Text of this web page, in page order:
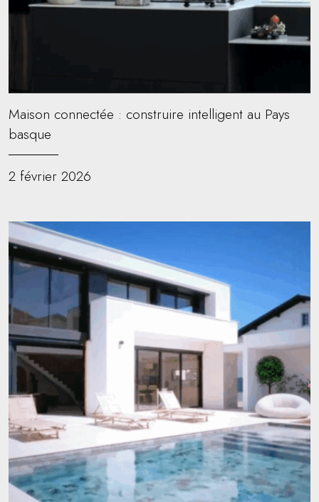
Maison connectée : construire intelligent au Pays
basque
2 février 2026